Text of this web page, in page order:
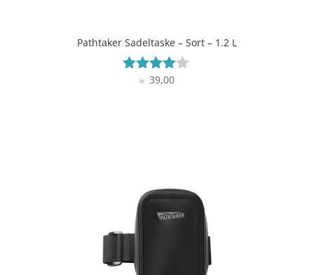
Pathtaker Sadeltaske – Sort – 1.2 L
Vurderet
kr.39,00